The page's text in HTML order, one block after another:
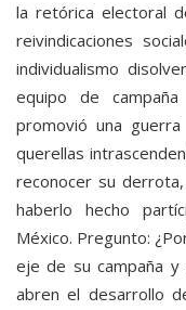
la retórica electoral
reivindicaciones
individualismo
equipo de
promovió una
querellas
reconocer su
haberlo hecho
México. Pregunto:
eje de su campaña y
abren el desarrollo